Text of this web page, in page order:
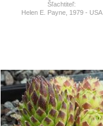
Šľachtiteľ:
Helen E. Payne, 1979 - USA